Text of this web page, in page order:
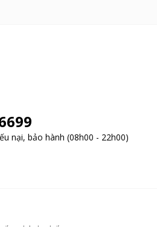
nại, bảo hành (08h00 - 22h00)
Thành phố